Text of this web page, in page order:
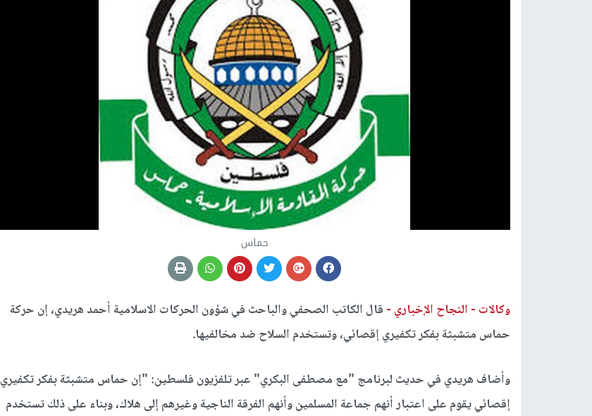
حماس
وكالات - النجاح الإخباري - قال الكاتب الصحفي والباحث في شؤون الحركات الاسلامية أحمد هريدي، إن حركة
حماس متشبثة بفكر تكفيري إقصائي، وتستخدم السلاح ضد مخالفيها.
وأضاف هريدي في حديث لبرنامج "مع مصطفى البكري" عبر تلفزيون فلسطين: "إن حماس متشبثة بفكر تكفيري
إقصائي يقوم على اعتبار أنهم جماعة المسلمين وأنهم الفرقة الناجية وغيرهم إلى هلاك، وبناء على ذلك تستخدم